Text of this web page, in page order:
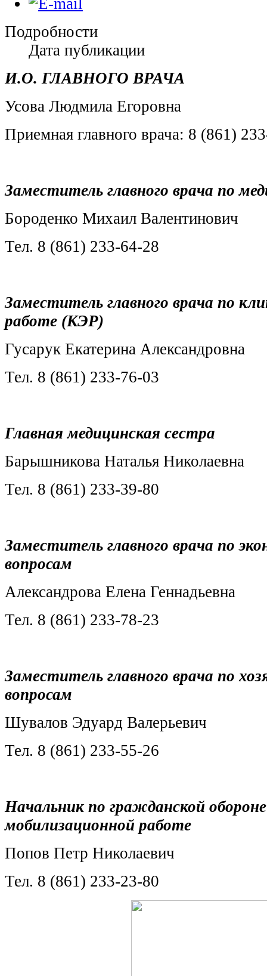
Подробности
Дата публикации
И.О. ГЛАВНОГО ВРАЧА
Усова Людмила Егоровна
Приемная главного врача: 8 (861)
Заместитель главного врача по
Бороденко Михаил Валентинович
Тел. 8 (861) 233-64-28
Заместитель главного врача по
работе (КЭР)
Гусарук Екатерина Александровна
Тел. 8 (861) 233-76-03
Главная медицинская сестра
Барышникова Наталья Николаевна
Тел. 8 (861) 233-39-80
Заместитель главного врача по
вопросам
Александрова Елена Геннадьевна
Тел. 8 (861) 233-78-23
Заместитель главного врача по
вопросам
Шувалов Эдуард Валерьевич
Тел. 8 (861) 233-55-26
Начальник по гражданской
мобилизационной работе
Попов Петр Николаевич
Тел. 8 (861) 233-23-80